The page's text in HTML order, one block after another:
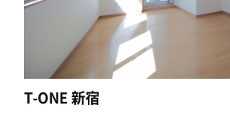
T-ONE 新宿